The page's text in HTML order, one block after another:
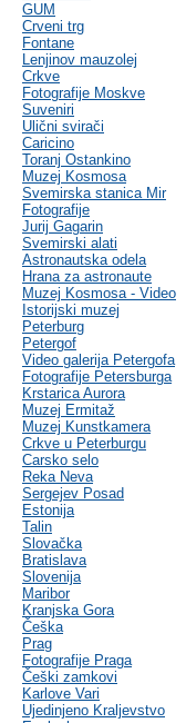
GUM
Crveni trg
Fontane
Lenjinov mauzolej
Crkve
Fotografije Moskve
Suveniri
Ulični svirači
Caricino
Toranj Ostankino
Muzej Kosmosa
Svemirska stanica Mir
Fotografije
Jurij Gagarin
Svemirski alati
Astronautska odela
Hrana za astronaute
Muzej Kosmosa - Video
Istorijski muzej
Peterburg
Petergof
Video galerija Petergofa
Fotografije Petersburga
Krstarica Aurora
Muzej Ermitaž
Muzej Kunstkamera
Crkve u Peterburgu
Carsko selo
Reka Neva
Sergejev Posad
Estonija
Talin
Slovačka
Bratislava
Slovenija
Maribor
Kranjska Gora
Češka
Prag
Fotografije Praga
Češki zamkovi
Karlove Vari
Ujedinjeno Kraljevstvo